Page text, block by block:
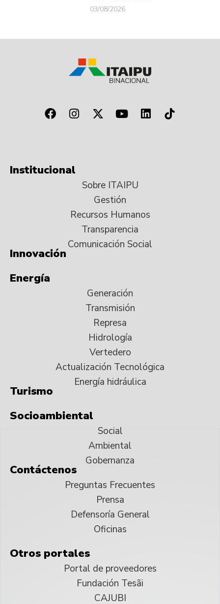
03/08/2026
Institucional
Sobre ITAIPU
Gestión
Recursos Humanos
Transparencia
Comunicación Social
Innovación
Energía
Generación
Transmisión
Represa
Hidrología
Vertedero
Actualización Tecnológica
Energía hidráulica
Turismo
Socioambiental
Social
Ambiental
Gobernanza
Contáctenos
Preguntas Frecuentes
Prensa
Defensoría General
Oficinas
Otros portales
Portal de proveedores
Fundación Tesãi
CAJUBI